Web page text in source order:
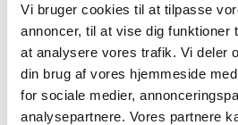
Vi bruger cookies til at tilpasse
annoncer, til at vise dig funktioner
at analysere vores trafik. Vi deler
din brug af vores hjemmeside
for sociale medier,
analysepartnere. Vores partnere
socialpædagogisk
Kommunen skal give
behandlingsmæssige eller
grunde, når et barn opfylder
betingelser.